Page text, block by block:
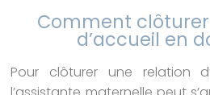
Comment
d’accueil en
Pour clôturer une relation